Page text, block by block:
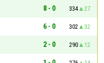
8 - 0 334
27
6 - 0 302
32
2 - 0 290
12